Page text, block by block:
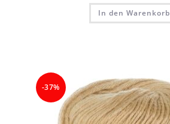
In den Warenkorb
-37%